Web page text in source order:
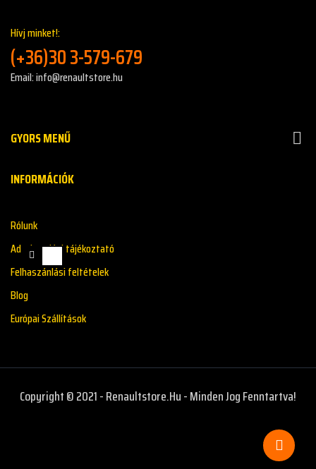
Hívj minket!:
(+36)30 3-579-679
Email: info@renaultstore.hu
GYORS MENŰ 
INFORMÁCIÓK
Rólunk
Adatkazelési tájékoztató
Felhaszánlási feltételek
Blog
Európai Szállítások
Copyright © 2021 - Renaultstore.hu - Minden Jog Fenntartva!